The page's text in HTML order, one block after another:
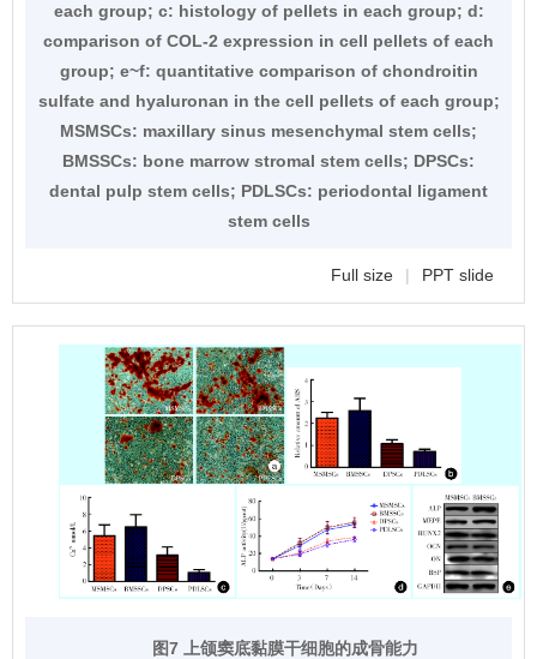
each group; c: histology of pellets in each group; d:
comparison of COL-2 expression in cell pellets of each
group; e~f: quantitative comparison of chondroitin
sulfate and hyaluronan in the cell pellets of each group;
MSMSCs: maxillary sinus mesenchymal stem cells;
BMSSCs: bone marrow stromal stem cells; DPSCs:
dental pulp stem cells; PDLSCs: periodontal ligament
stem cells
Full size | PPT slide
图7 上颌窦底黏膜干细胞的成骨能力